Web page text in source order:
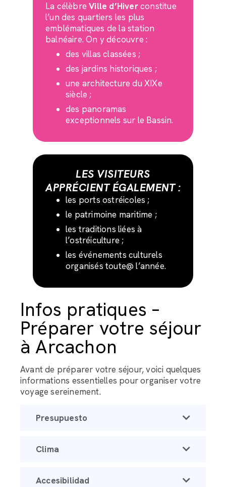
La célèbreVille d’Hiverconstitue
l’un des quartiers les plus
emblématiques de la station
balnéaire. On y découvre :
des villas classées ;
des jardins historiques ;
une architecture du XIXe
siècle ;
des panoramas
exceptionnels sur le Bassin.
LES VISITEURS
APPRÉCIENT ÉGALEMENT :
les ports ostréicoles ;
le patrimoine maritime ;
les traditions liées à
l’ostréiculture ;
les événements culturels
organisés toute@ l’année.
Infos pratiques –
Préparer votre séjour
à Arcachon
Avant de préparer votre séjour, voici quelques
informations essentielles pour organiser votre
voyage sereinement.
Presupuesto
Clima
Accesibilidad